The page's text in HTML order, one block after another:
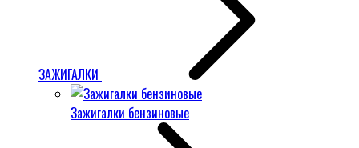
ЗАЖИГАЛКИ
Зажигалки бензиновые